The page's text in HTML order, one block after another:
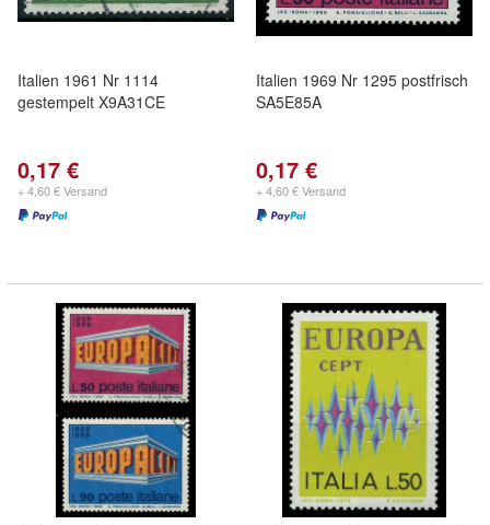
Italien 1961 Nr 1114
gestempelt X9A31CE
0,17 €
+ 4,60 € Versand
Italien 1969 Nr 1295 postfrisch
SA5E85A
0,17 €
+ 4,60 € Versand